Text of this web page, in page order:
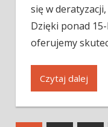
się w
Dzięki ponad
oferujemy
Czytaj dalej